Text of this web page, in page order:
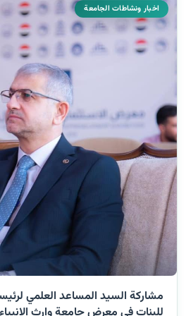
اخبار ونشاطات الجامعة
مشاركة السيد المساعد العلمي